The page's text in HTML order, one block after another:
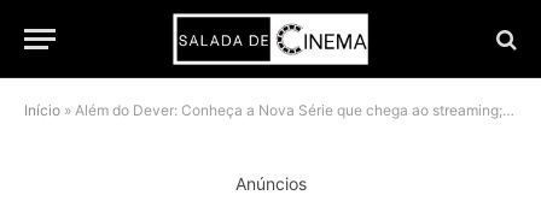
Início » Além do Dever: Conheça a Nova Série que chega ao streaming; Saiba onde assistir!
Anúncios